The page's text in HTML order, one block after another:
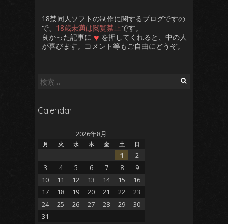
18禁同人ソフトの制作に関するブログですの
で、 18歳未満は閲覧禁止です。
良かった記事に ♥ を押してくれると、中の人
が喜びます。コメント等もご自由にどうぞ。
検
Calendar
2026年8月
月 火 水 木 金 土 日
1
2
3
4 5 6 7 8
9
10
11 12 13 14 15
16
17
18 19 20 21 22
23
24
25 26 27 28 29
30
31